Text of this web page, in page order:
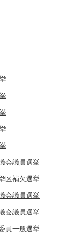
会議員選挙
区補欠選挙
会議員選挙
会議員選挙
員一般選挙